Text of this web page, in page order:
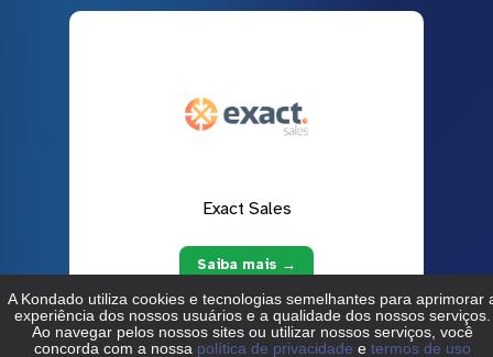
Exact Sales
Saiba mais →